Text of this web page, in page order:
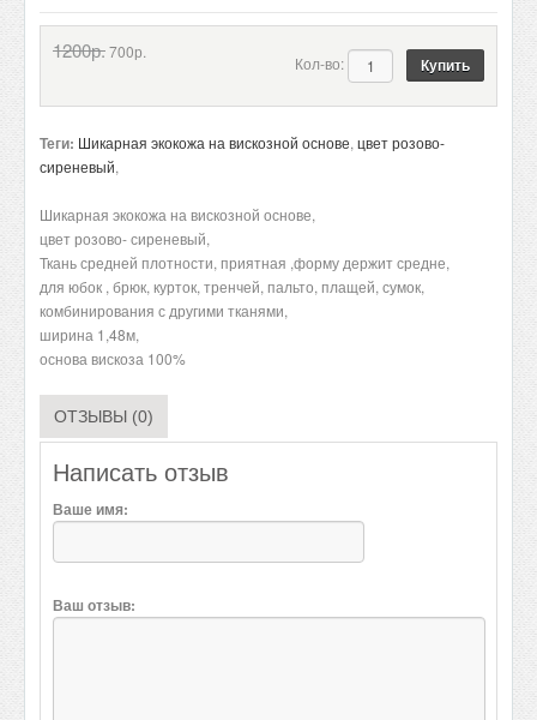
1200р.700р.
Кол-во:
Теги: Шикарная экокожа на вискозной основе, цвет розово-
сиреневый,
Шикарная экокожа на вискозной основе,
цвет розово- сиреневый,
Ткань средней плотности, приятная ,форму держит средне,
для юбок , брюк, курток, тренчей, пальто, плащей, сумок,
комбинирования с другими тканями,
ширина 1,48м,
основа вискоза 100%
ОТЗЫВЫ (0)
Написать отзыв
Ваше имя:
Ваш отзыв: